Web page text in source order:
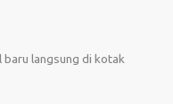
langsung di kotak